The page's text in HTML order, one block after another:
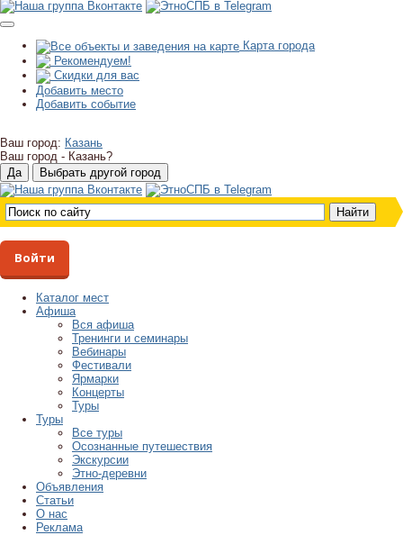
Карта города
Рекомендуем!
Скидки для вас
Добавить место
Добавить событие
Ваш город: Казань
Ваш город - Казань?
Войти
Каталог мест
Афиша
Вся афиша
Тренинги и семинары
Вебинары
Фестивали
Ярмарки
Концерты
Туры
Туры
Все туры
Осознанные путешествия
Экскурсии
Этно-деревни
Объявления
Статьи
О нас
Реклама